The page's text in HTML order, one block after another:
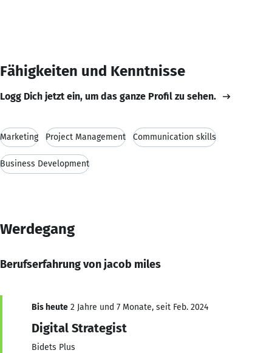
Fähigkeiten und Kenntnisse
Logg Dich jetzt ein, um das ganze Profil zu sehen.
Marketing Project Management Communication skills
Business Development
Werdegang
Berufserfahrung von jacob miles
Bis heute 2 Jahre und 7 Monate, seit Feb. 2024
Digital Strategist
Bidets Plus